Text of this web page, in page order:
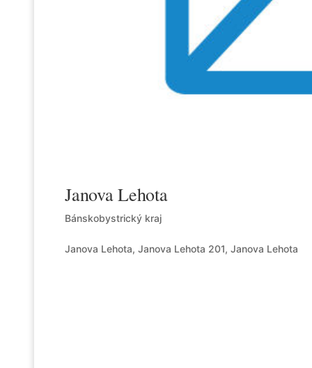
Janova Lehota
Bánskobystrický kraj
Janova Lehota, Janova Lehota 201, Janova Lehota